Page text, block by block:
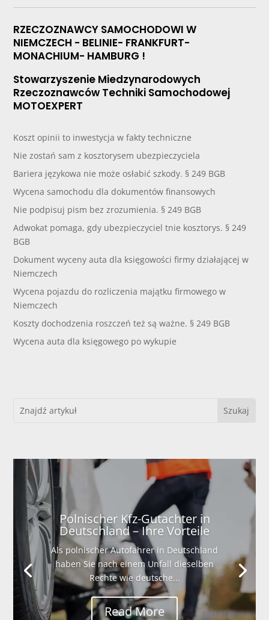
RZECZOZNAWCY SAMOCHODOWI W
NIEMCZECH - BELINIE- FRANKFURT-
MONACHIUM- HAMBURG !
Stowarzyszenie Miedzynarodowych
Rzeczoznawców Techniki Samochodowej
MOTOEXPERT
Koszt opinii to inwestycja w fakty techniczne
Nie zostań sam z kosztorysem ubezpieczyciela
Bariera językowa nie może osłabić szkody. § 249 BGB
Wycena samochodu dla dokumentów finansowych
Nie podpisuj pism bez zrozumienia. § 249 BGB
Adwokat pomaga, gdy ubezpieczyciel tnie kosztorys. § 249
BGB
Dokument wyceny auta dla księgowości firmy działającej w
Niemczech
Wycena pojazdu do rozliczenia majątku firmowego w
Niemczech
Koszty dochodzenia roszczeń też są ważne. § 249 BGB
Wycena auta dla księgowego po wykupie
Polnischer Kfz-Gutachter in
Deutschland – Ihre Vorteile
Als polnischer Autofahrer in Deutschland
haben Sie nach einem Unfall dieselben
Rechte wie deutsche...
Read More